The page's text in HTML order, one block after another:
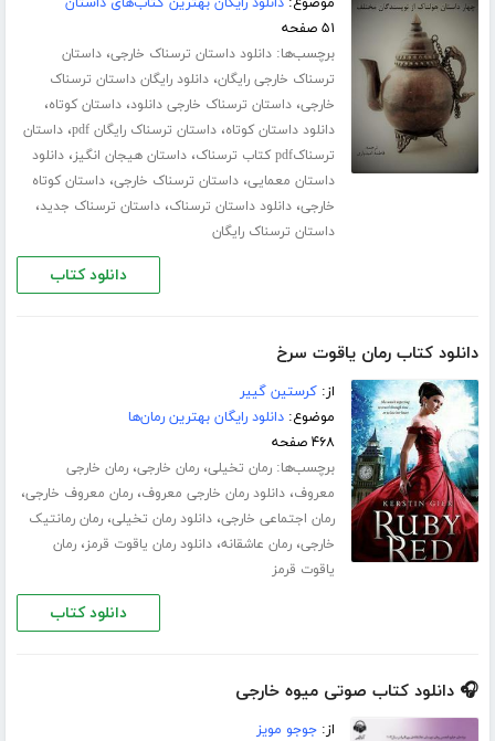
۵۱ صفحه
برچسب‌ها:دانلود داستان ترسناک خارجی،داستان
ترسناک خارجی رایگان،دانلود رایگان داستان ترسناک
خارجی،داستان ترسناک خارجی دانلود،داستان کوتاه،
دانلود داستان کوتاه،داستان ترسناک رایگان pdf ،داستان
ترسناکpdf کتاب ترسناک
،داستان هیجان انگیز،دانلود
داستان معمایی،داستان ترسناک خارجی،داستان کوتاه
خارجی،دانلود داستان ترسناک،داستان ترسناک جدید،
داستان ترسناک رایگان
دانلود کتاب
دانلود کتاب رمان یاقوت سرخ
از:کرستین گییر
موضوع:دانلود رایگان بهترین رمان‌ها
۴۶۸ صفحه
برچسب‌ها:رمان تخیلی،رمان خارجی،رمان خارجی
معروف،دانلود رمان خارجی معروف،رمان معروف خارجی،
رمان اجتماعی خارجی،دانلود رمان تخیلی،رمان رمانتیک
خارجی،رمان عاشقانه،دانلود رمان یاقوت قرمز،رمان
یاقوت قرمز
دانلود کتاب
🎧 دانلود کتاب صوتی میوه خارجی
از:جوجو مویز